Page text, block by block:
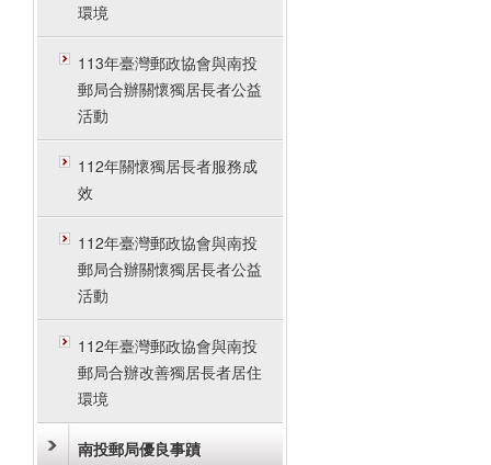
環境
113年臺灣郵政協會與南投
郵局合辦關懷獨居長者公益
活動
112年關懷獨居長者服務成
效
112年臺灣郵政協會與南投
郵局合辦關懷獨居長者公益
活動
112年臺灣郵政協會與南投
郵局合辦改善獨居長者居住
環境
南投郵局優良事蹟